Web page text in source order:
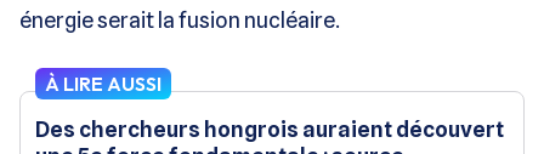
énergie serait la fusion nucléaire.
À LIRE AUSSI
Des chercheurs hongrois auraient découvert